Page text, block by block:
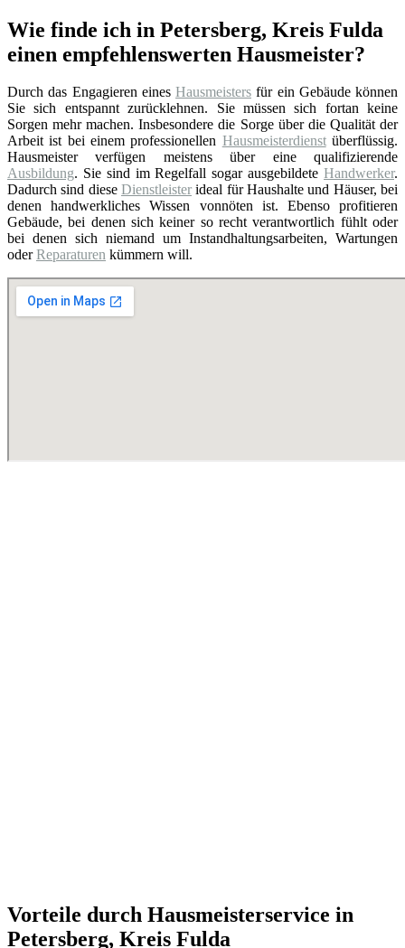
Wie finde ich in Petersberg, Kreis Fulda
einen empfehlenswerten Hausmeister?
Durch das Engagieren eines Hausmeisters für ein Gebäude können
Sie sich entspannt zurücklehnen. Sie müssen sich fortan keine
Sorgen mehr machen. Insbesondere die Sorge über die Qualität der
Arbeit ist bei einem professionellen Hausmeisterdienstüberflüssig.
Hausmeister verfügen meistens über eine qualifizierende
Ausbildung. Sie sind im Regelfall sogar ausgebildete Handwerker.
Dadurch sind diese Dienstleister ideal für Haushalte und Häuser, bei
denen handwerkliches Wissen vonnöten ist. Ebenso profitieren
Gebäude, bei denen sich keiner so recht verantwortlich fühlt oder
bei denen sich niemand um Instandhaltungsarbeiten, Wartungen
oderReparaturen kümmern will.
Vorteile durch Hausmeisterservice in
Petersberg, Kreis Fulda